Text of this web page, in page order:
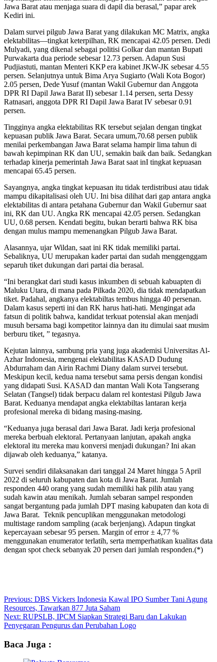
Jawa Barat atau menjaga suara di dapil dia berasal,” papar arek
Kediri ini.
Dalam survei pilgub Jawa Barat yang dilakukan MC Matrix, angka
elektabilitas—tingkat keterpilhan, RK mencapai 42.05 persen. Dedi
Mulyadi, yang dikenal sebagai politisi Golkar dan mantan Bupati
Purwakarta dua periode sebesar 12.73 persen. Adapun Susi
Pudjiastuti, mantan Menteri KKP era kabinet JKW-JK sebesar 4.55
persen. Selanjutnya untuk Bima Arya Sugiarto (Wali Kota Bogor)
2.05 persen, Dede Yusuf (mantan Wakil Gubernur dan Anggota
DPR RI Dapil Jawa Barat II) sebesar 1.14 persen, serta Dessy
Ratnasari, anggota DPR RI Dapil Jawa Barat IV sebesar 0.91
persen.
Tingginya angka elektabilitas RK tersebut sejalan dengan tingkat
kepuasan publik Jawa Barat. Secara umum,70.68 persen publik
menilai perkembangan Jawa Barat selama hampir lima tahun di
bawah kepimpinan RK dan UU, semakin baik dan baik. Sedangkan
terhadap kinerja pemerintah Jawa Barat saat inI tingkat kepuasan
mencapai 65.45 persen.
Sayangnya, angka tingkat kepuasan itu tidak terdistribusi atau tidak
mampu dikapitalisasi oleh UU. Ini bisa dilihat dari gap antara angka
elektabilitas di antara petahana Gubernur dan Wakil Gubernur saat
ini, RK dan UU. Angka RK mencapai 42.05 persen. Sedangkan
UU, 0.68 persen. Kendati begitu, bukan berarti bahwa RK bisa
dengan mulus mampu memenangkan Pilgub Jawa Barat.
Alasannya, ujar Wildan, saat ini RK tidak memiliki partai.
Sebaliknya, UU merupakan kader partai dan sudah menggenggam
separuh tiket dukungan dari partai dia berasal.
“Ini berangkat dari studi kasus inkumben di sebuah kabuapten di
Maluku Utara, di mana pada Pilkada 2020, dia tidak mendapatkan
tiket. Padahal, angkanya elektabiltas tembus hingga 40 persenan.
Dalam kasus seperti ini dan RK harus hati-hati. Mengingat ada
fatsun di politik bahwa, kandidat terkuat potensial akan menjadi
musuh bersama bagi kompetitor lainnya dan itu dimulai saat musim
berburu tiket, ” tegasnya.
Kejutan lainnya, sambung pria yang juga akademisi Universitas Al-
Azhar Indonesia, mengenai elektabilitas KASAD Dudung
Abdurraham dan Airin Rachmi Diany dalam survei tersebut.
Meskipun kecil, kedua nama tersebut sama persis dengan kondisi
yang didapati Susi. KASAD dan mantan Wali Kota Tangserang
Selatan (Tangsel) tidak berpacu dalam rel kontestasi Pilgub Jawa
Barat. Keduanya mendapat angka elektabiltas lantaran kerja
profesional mereka di bidang masing-masing.
“Keduanya juga berasal dari Jawa Barat. Jadi kerja profesional
mereka berbuah elektoral. Pertanyaan lanjutan, apakah angka
elektoral itu mereka mau konversi menjadi dukungan? Ini akan
dijawab oleh keduanya,” katanya.
Survei sendiri dilaksanakan dari tanggal 24 Maret hingga 5 April
2022 di seluruh kabupaten dan kota di Jawa Barat. Jumlah
responden 440 orang yang sudah memiliki hak pilih atau yang
sudah kawin atau menikah. Jumlah sebaran sampel responden
sangat bergantung pada jumlah DPT masing kabupaten dan kota di
Jawa Barat. Teknik pencuplikan menggunakan metodologi
multistage random sampling (acak berjenjang). Adapun tingkat
kepercayaan sebesar 95 persen. Margin of error ± 4,77 %
menggunakan enumerator terlatih, serta memperhatikan kualitas data
dengan spot check sebanyak 20 persen dari jumlah responden.(*)
Previous: DBS Vickers Indonesia Kawal IPO Sumber Tani Agung
Resources, Tawarkan 877 Juta Saham
Next: RUPSLB, IPCM Siapkan Strategi Baru dan Lakukan
Penyegaran Pengurus dan Perubahan Logo
Baca Juga :